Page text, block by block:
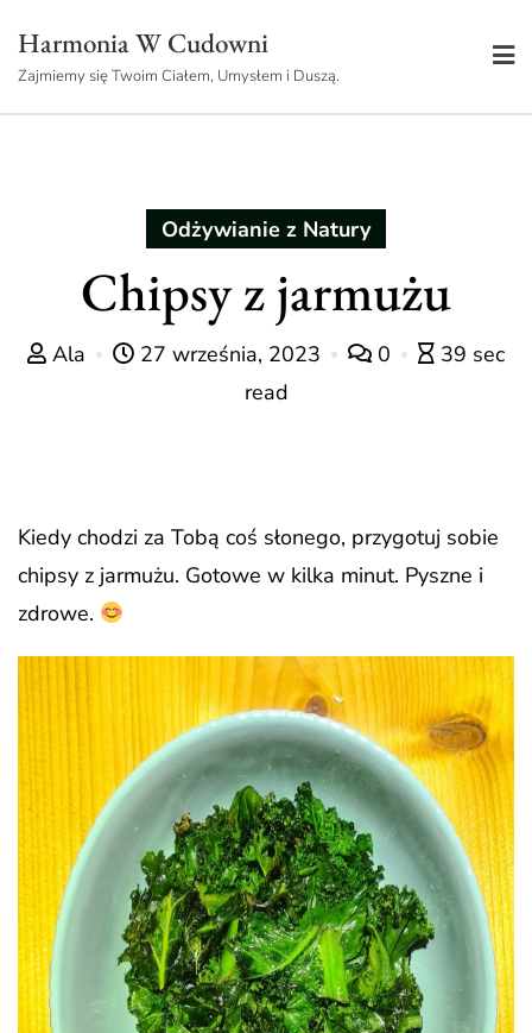
content
Harmonia W Cudowni
Zajmiemy się Twoim Ciałem, Umysłem i Duszą.
Odżywianie z Natury
Chipsy z jarmużu
Ala 27 września, 2023 0
39 sec
read
Kiedy chodzi za Tobą coś słonego, przygotuj sobie
chipsy z jarmużu. Gotowe w kilka minut. Pyszne i
zdrowe.